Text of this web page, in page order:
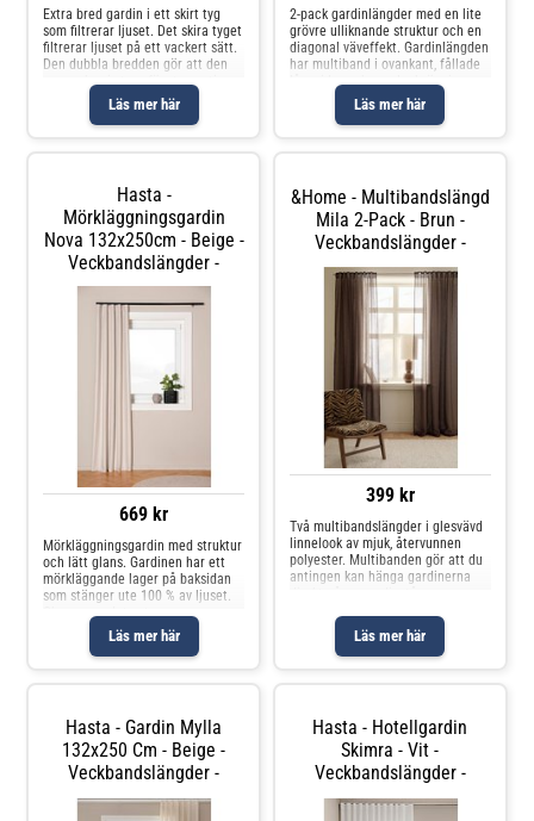
Läs mer här
Extra bred gardin i ett skirt tyg
som filtrerar ljuset. Det skira tyget
filtrerar ljuset på ett vackert sätt.
Den dubbla bredden gör att den
passar bra i stora fönsterpartier.
Har multiheadtejp upptill, sydda
långsidor och overlocksöm nedtill.
Läs mer här
2-pack gardinlängder med en lite
grövre ulliknande struktur och en
diagonal väveffekt. Gardinlängden
har multiband i ovankant, fållade
långsidor och overlocksöm i
nederkant. Använd
snabbfållningsband för att få rätt
längd på gardinen. Måttet på
Hasta -
Mörkläggningsgardin
Nova 132x250cm - Beige -
Veckbandslängder -
669 kr
Läs mer här
Mörkläggningsgardin med struktur
och lätt glans. Gardinen har ett
mörkläggande lager på baksidan
som stänger ute 100 % av ljuset.
mörkläggningsskiktet gör att tyget
känns fastare och mindre mjukt
än en vanlig gardin. Flexibelt ko
&Home - Multibandslängd
Mila 2-Pack - Brun -
Veckbandslängder -
399 kr
Läs mer här
Två multibandslängder i glesvävd
linnelook av mjuk, återvunnen
polyester. Multibanden gör att du
antingen kan hänga gardinerna
ringar, nålkrokar eller fingerkrokar.
Snören i rynkbandet gö
Hasta - Gardin Mylla
132x250 Cm - Beige -
Veckbandslängder -
Hasta - Hotellgardin
Skimra - Vit -
Veckbandslängder -